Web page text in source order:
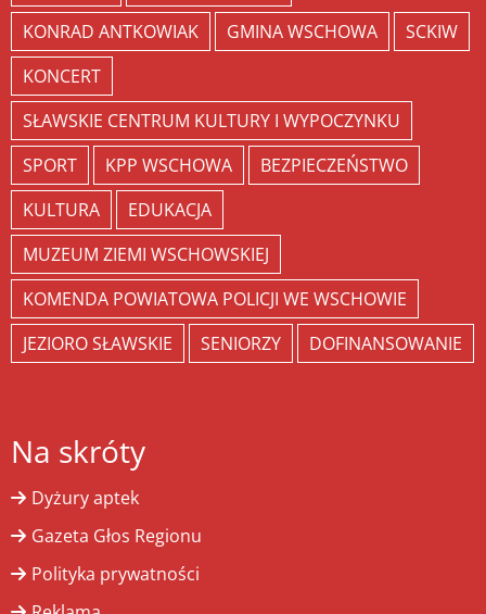
KONRAD ANTKOWIAK
GMINA WSCHOWA
SCKIW
KONCERT
SŁAWSKIE CENTRUM KULTURY I WYPOCZYNKU
SPORT
KPP WSCHOWA
BEZPIECZEŃSTWO
KULTURA
EDUKACJA
MUZEUM ZIEMI WSCHOWSKIEJ
KOMENDA POWIATOWA POLICJI WE WSCHOWIE
JEZIORO SŁAWSKIE
SENIORZY DOFINANSOWANIE
Na skróty
Dyżury aptek
Gazeta Głos Regionu
Polityka prywatności